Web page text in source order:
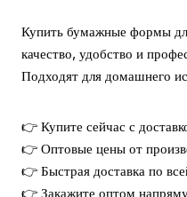
Купить бумажные формы
качество, удобство и
Подходят для домашнего
👉 Купите сейчас с
👉 Оптовые цены от
👉 Быстрая доставка по
👉 Закажите оптом